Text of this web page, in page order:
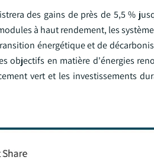
des gains de près de 5,5 %
à haut rendement, les
énergétique et de
objectifs en matière d'énergies
vert et les investissements